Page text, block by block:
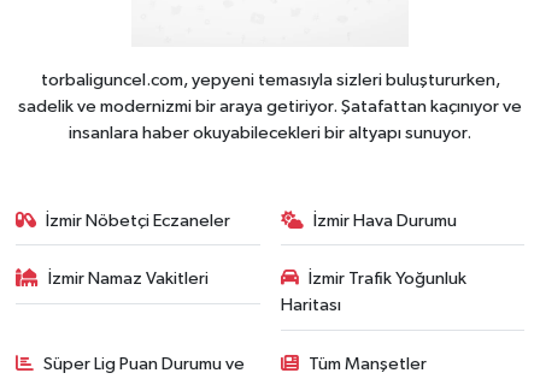
torbaliguncel.com, yepyeni temasıyla sizleri buluştururken,
sadelik ve modernizmi bir araya getiriyor. Şatafattan kaçınıyor ve
insanlara haber okuyabilecekleri bir altyapı sunuyor.
İzmir Nöbetçi Eczaneler İzmir Hava Durumu
İzmir Namaz Vakitleri
İzmir Trafik Yoğunluk
Haritası
Süper Lig Puan Durumu ve Tüm Manşetler